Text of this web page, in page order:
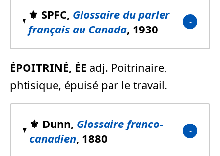
⚜️ SPFC, Glossaire du parler
français au Canada, 1930
ÉPOITRINÉ, ÉE adj. Poitrinaire,
phtisique, épuisé par le travail.
⚜️ Dunn, Glossaire franco-
canadien, 1880